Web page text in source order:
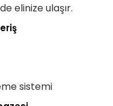
elinize ulaşır.
sistemi